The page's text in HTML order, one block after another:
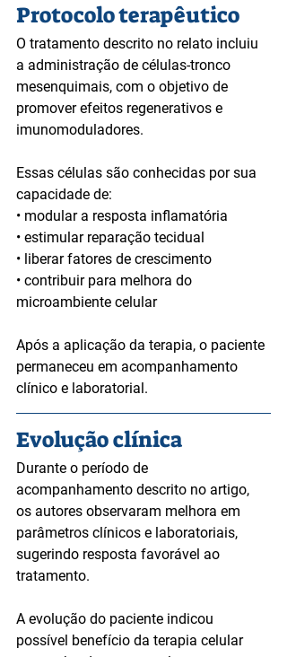
Protocolo terapêutico
O tratamento descrito no relato incluiu
a administração de células-tronco
mesenquimais, com o objetivo de
promover efeitos regenerativos e
imunomoduladores.
Essas células são conhecidas por sua
capacidade de:
• modular a resposta inflamatória
• estimular reparação tecidual
• liberar fatores de crescimento
• contribuir para melhora do
microambiente celular
Após a aplicação da terapia, o paciente
permaneceu em acompanhamento
clínico e laboratorial.
Evolução clínica
Durante o período de
acompanhamento descrito no artigo,
os autores observaram melhora em
parâmetros clínicos e laboratoriais,
sugerindo resposta favorável ao
tratamento.
A evolução do paciente indicou
possível benefício da terapia celular